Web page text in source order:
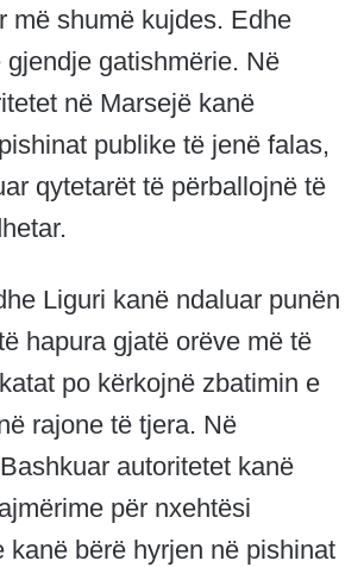
më shumë kujdes. Edhe
gjendje gatishmërie. Në
në Marsejë kanë
publike të jenë falas,
qytetarët të përballojnë të
Liguri kanë ndaluar punën
hapura gjatë orëve më të
po kërkojnë zbatimin e
rajone të tjera. Në
autoritetet kanë
për nxehtësi
kanë bërë hyrjen në pishinat